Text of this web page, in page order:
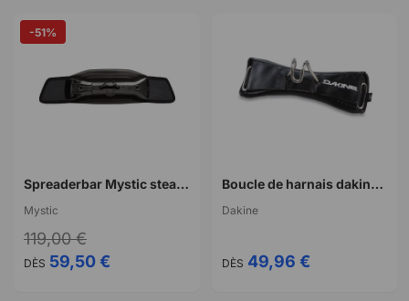
Spreaderbar Mystic stealth bar windsurf generation 2
Mystic
DÈS 59,50 €
119,00 €
-51%
Boucle de harnais dakine windsurf t-spreader bar
Dakine
DÈS 49,96 €